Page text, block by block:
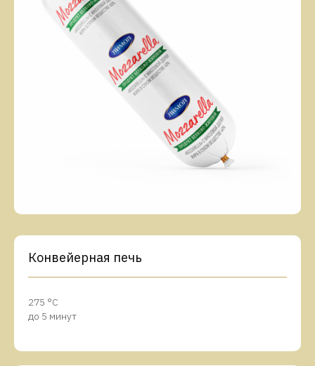
Конвейерная печь
275 °C
до 5 минут